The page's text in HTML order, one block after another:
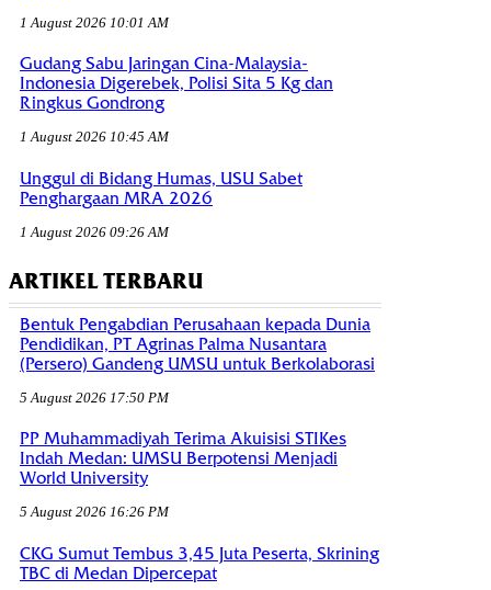
1 August 2026 10:01 AM
Gudang Sabu Jaringan Cina-Malaysia-
Indonesia Digerebek, Polisi Sita 5 Kg dan
Ringkus Gondrong
1 August 2026 10:45 AM
Unggul di Bidang Humas, USU Sabet
Penghargaan MRA 2026
1 August 2026 09:26 AM
ARTIKEL TERBARU
Bentuk Pengabdian Perusahaan kepada Dunia
Pendidikan, PT Agrinas Palma Nusantara
(Persero) Gandeng UMSU untuk Berkolaborasi
5 August 2026 17:50 PM
PP Muhammadiyah Terima Akuisisi STIKes
Indah Medan: UMSU Berpotensi Menjadi
World University
5 August 2026 16:26 PM
CKG Sumut Tembus 3,45 Juta Peserta, Skrining
TBC di Medan Dipercepat